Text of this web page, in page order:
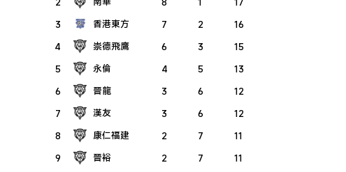
3
香港東方 7 2
16
4
崇德飛鷹 6 3
15
5
永倫 4 5
13
6
晉龍 3 6
12
7
漢友 3 6
12
8
康仁福建 2 7
11
9
晉裕 2 7
11